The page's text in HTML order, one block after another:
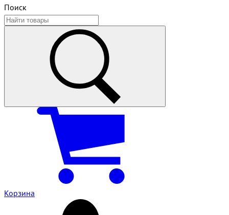
Поиск
Корзина